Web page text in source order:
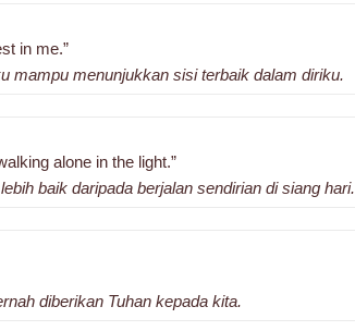
in me.”
mampu menunjukkan sisi terbaik dalam diriku.
alone in the light.”
baik daripada berjalan sendirian di siang hari.
diberikan Tuhan kepada kita.